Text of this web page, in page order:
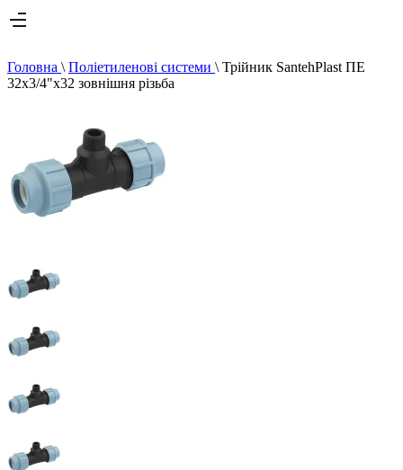
Головна \ Поліетиленові системи \ Трійник SantehPlast ПЕ
32x3/4"x32 зовнішня різьба